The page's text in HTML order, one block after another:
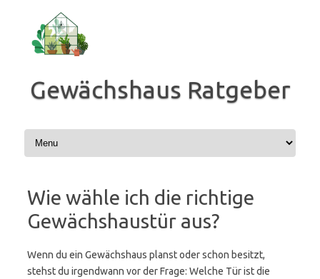
springen
Gewächshaus Ratgeber
Wie wähle ich die richtige
Gewächshaustür aus?
Wenn du ein Gewächshaus planst oder schon besitzt,
stehst du irgendwann vor der Frage: Welche Tür ist die